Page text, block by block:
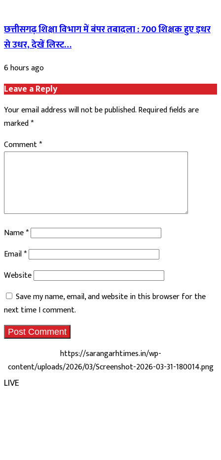
छत्तीसगढ़ शिक्षा विभाग में बंपर तबादला : 700 शिक्षक हुए इधर
से उधर, देखें लिस्ट…
6 hours ago
Leave a Reply
Your email address will not be published.Required fields are
marked*
Comment*
Name*
Email*
Website
Save my name, email, and website in this browser for the
next time I comment.
https://sarangarhtimes.in/wp-
content/uploads/2026/03/Screenshot-2026-03-31-180014.png
LIVE